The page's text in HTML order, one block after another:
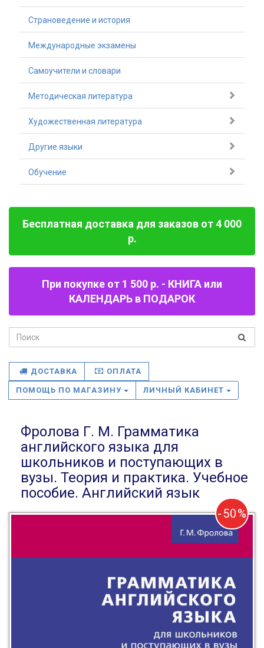
Страноведение и история
Международные экзамены
Самоучители и словари
Методическая литература
Художественная литература
Другие языки
Обучение
Бесплатная доставка для заказов от 4 000
р.
При покупке от 1 500 р. - КНИГА или
КАЛЕНДАРЬ в ПОДАРОК
ДОСТАВКА ОПЛАТА
ПОМОЩЬ ПО МАГАЗИНУ ЛИЧНЫЙ КАБИНЕТ
Фролова Г. М. Грамматика
английского языка для
школьников и поступающих в
вузы. Теория и практика. Учебное
пособие. Английский язык
-50%